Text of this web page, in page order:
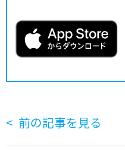
前の記事を見る